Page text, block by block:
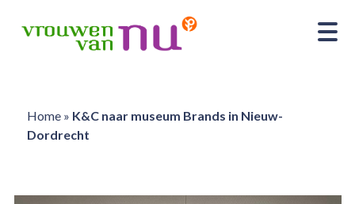
Home» K&C naar museum Brands in Nieuw-
Dordrecht